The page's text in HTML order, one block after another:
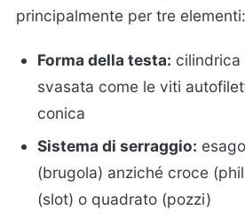
principalmente per tre elementi:
Forma della testa: cilindrica
svasata come le viti
conica
Sistema di serraggio:
(brugola) anziché croce
(slot) o quadrato (pozzi)